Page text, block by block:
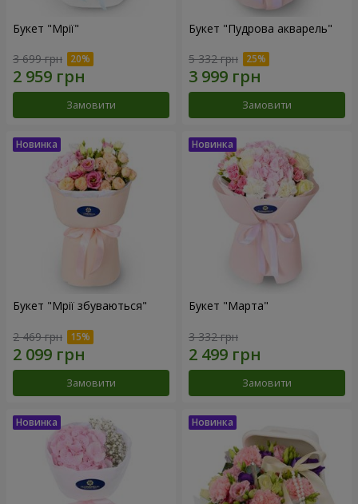
Букет "Мрії"
3 699 грн
Замовити
Букет "Пудрова акварель"
5 332 грн
Замовити
Букет "Мрії збуваються"
2 469 грн
Замовити
Букет "Марта"
3 332 грн
Замовити